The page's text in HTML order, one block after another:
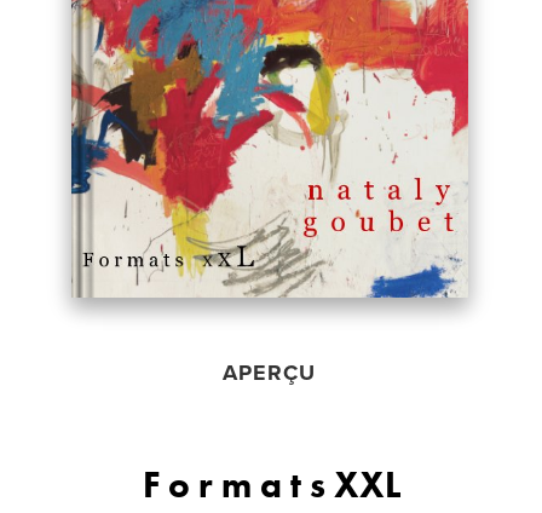
APERÇU
F o r m a t s XXL